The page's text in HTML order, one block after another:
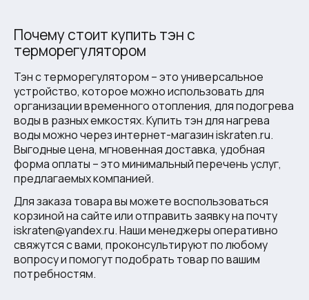
Почему стоит купить тэн с
терморегулятором
Тэн с терморегулятором – это универсальное
устройство, которое можно использовать для
организации временного отопления, для подогрева
воды в разных емкостях. Купить тэн для нагрева
воды можно через интернет-магазин iskraten.ru.
Выгодные цена, мгновенная доставка, удобная
форма оплаты – это минимальный перечень услуг,
предлагаемых компанией.
Для заказа товара вы можете воспользоваться
корзиной на сайте или отправить заявку на почту
iskraten@yandex.ru. Наши менеджеры оперативно
свяжутся с вами, проконсультируют по любому
вопросу и помогут подобрать товар по вашим
потребностям.